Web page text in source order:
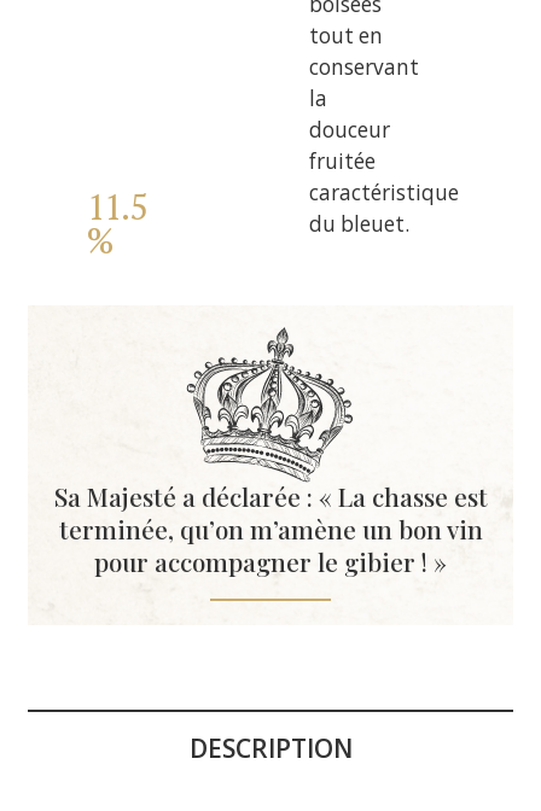
11.5
%
tout en
conservant
la
douceur
fruitée
caractéristique
du bleuet.
Sa Majesté a déclarée : « La chasse est
terminée, qu’on m’amène un bon vin
pour accompagner le gibier ! »
DESCRIPTION